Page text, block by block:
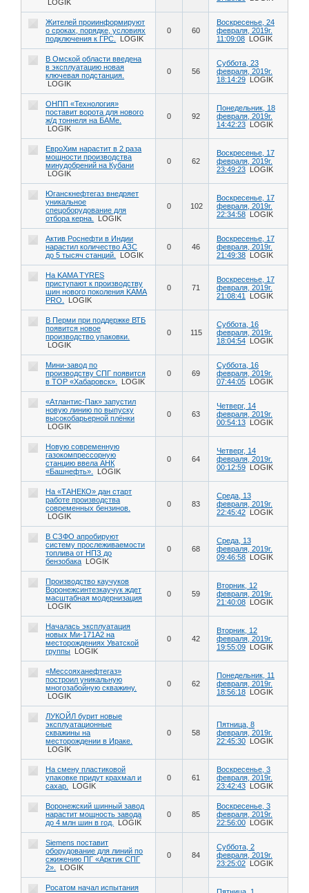
LOGIK
Жителей проиинформируют
о сроках, порядке, условиях
подключения к ГРС.
LOGIK
0 60
Воскресенье, 24
февраля, 2019г.
11:09:08 LOGIK
В Омской области введена
в эксплуатацию новая
ключевая подстанция.
LOGIK
0 56
Суббота, 23
февраля, 2019г.
18:14:29 LOGIK
ОНПП «Технология»
поставит ворота для нового
ж/д тоннеля на БАМе.
LOGIK
0 92
Понедельник, 18
февраля, 2019г.
14:42:23 LOGIK
ЕвроХим нарастит в 2 раза
мощности производства
минудобрений на Кубани
LOGIK
0 62
Воскресенье, 17
февраля, 2019г.
23:49:23 LOGIK
Юганскнефтегаз внедряет
уникальное
спецоборудование для
отбора керна.
LOGIK
0 102
Воскресенье, 17
февраля, 2019г.
22:34:58 LOGIK
Актив Роснефти в Индии
нарастил количество АЗС
до 5 тысяч станций.
LOGIK
0 46
Воскресенье, 17
февраля, 2019г.
21:49:38 LOGIK
На KAMA TYRES
приступают к производству
шин нового поколения KAMA
PRO.
LOGIK
0 71
Воскресенье, 17
февраля, 2019г.
21:08:41
LOGIK
В Перми при поддержке ВТБ
появится новое
производство упаковки.
LOGIK
0 115
Суббота, 16
февраля, 2019г.
18:04:54 LOGIK
Мини-завод по
производству СПГ появится
в ТОР «Хабаровск».
LOGIK
0 69
Суббота, 16
февраля, 2019г.
07:44:05 LOGIK
«Атлантис-Пак» запустил
новую линию по выпуску
высокобарьерной плёнки
LOGIK
0 63
Четверг, 14
февраля, 2019г.
00:54:13 LOGIK
Новую современную
газокомпрессорную
станцию ввела АНК
«Башнефть».
LOGIK
0 64
Четверг, 14
февраля, 2019г.
00:12:59 LOGIK
На «ТАНЕКО» дан старт
работе производства
современных бензинов.
LOGIK
0 83
Среда, 13
февраля, 2019г.
22:45:42 LOGIK
В СЗФО апробируют
систему прослеживаемости
топлива от НПЗ до
бензобака LOGIK
0 68
Среда, 13
февраля, 2019г.
09:46:58 LOGIK
Производство каучуков
Воронежсинтезкаучук ждет
масштабная модернизация
LOGIK
0 59
Вторник, 12
февраля, 2019г.
21:40:08 LOGIK
Началась эксплуатация
новых Ми-171А2 на
месторождениях Уватской
группы LOGIK
0 42
Вторник, 12
февраля, 2019г.
19:55:09 LOGIK
«Мессояханефтегаз»
построил уникальную
многозабойную скважину.
LOGIK
0 62
Понедельник, 11
февраля, 2019г.
18:56:18 LOGIK
ЛУКОЙЛ бурит новые
эксплуатационные
скважины на
месторождении в Ираке.
LOGIK
0 58
Пятница, 8
февраля, 2019г.
22:45:30 LOGIK
На смену пластиковой
упаковке придут крахмал и
сахар.
LOGIK
0 61
Воскресенье, 3
февраля, 2019г.
23:42:43 LOGIK
Воронежский шинный завод
нарастит мощность завода
до 4 млн шин в год.
LOGIK
0 85
Воскресенье, 3
февраля, 2019г.
22:56:00 LOGIK
Siemens поставит
оборудование для линий по
сжижению ПГ «Арктик СПГ
2».
LOGIK
0 84
Суббота, 2
февраля, 2019г.
23:25:02 LOGIK
Росатом начал испытания
Пятница, 1